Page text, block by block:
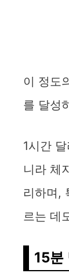
이 정도
를 달성
1시간
니라 체
리하며,
르는 데
15분